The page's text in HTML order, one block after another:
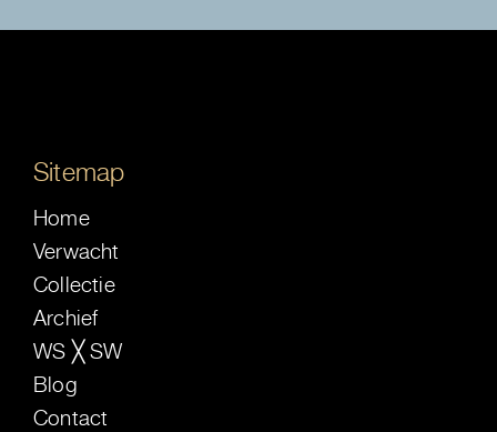
Sitemap
Home
Verwacht
Collectie
Archief
WS ╳ SW
Blog
Contact